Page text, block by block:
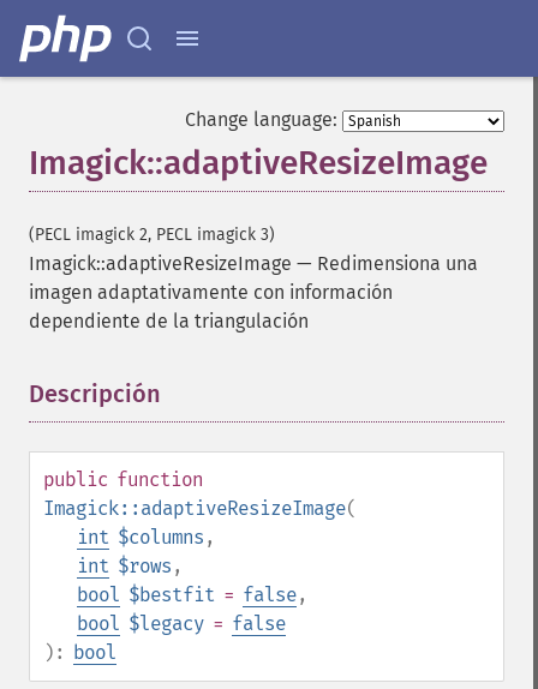
Change language:
Imagick::adaptiveResizeImage
(PECL imagick 2, PECL imagick 3)
Imagick::adaptiveResizeImage — Redimensiona una
imagen adaptativamente con información
dependiente de la triangulación
Descripción
public function
Imagick::adaptiveResizeImage(
int $columns ,
int $rows ,
bool $bestfit = false,
bool $legacy = false
): bool